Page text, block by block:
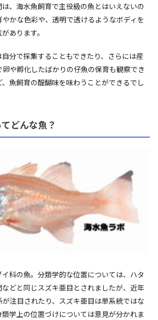
、海水魚飼育で主役級の魚とはいえないの
かな色彩や、透明で透けるようなボディを
あります。
分で採集することもできたり、さらには産
や孵化したばかりの仔魚の保育も観察でき
魚飼育の醍醐味を味わうことができるでし
どんな魚？
科の魚。分類学的な位置については、ハタ
どと同じスズキ亜目とされましたが、近年
注目されたり、スズキ亜目は単系統ではな
学上の位置づけについては意見が分かれま